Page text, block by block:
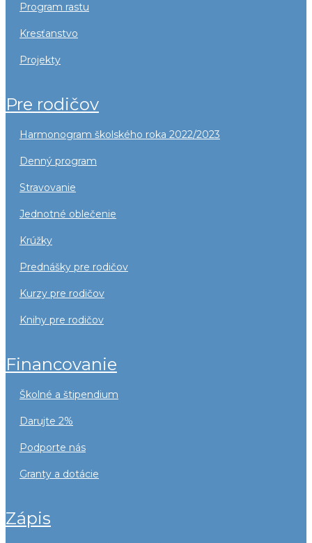
program rastu
kresťanstvo
projekty
pre rodičov
harmonogram školského roka 2022/2023
denný program
stravovanie
jednotné oblečenie
krúžky
prednášky pre rodičov
kurzy pre rodičov
knihy pre rodičov
financovanie
školné a štipendium
darujte 2%
podporte nás
granty a dotácie
zápis